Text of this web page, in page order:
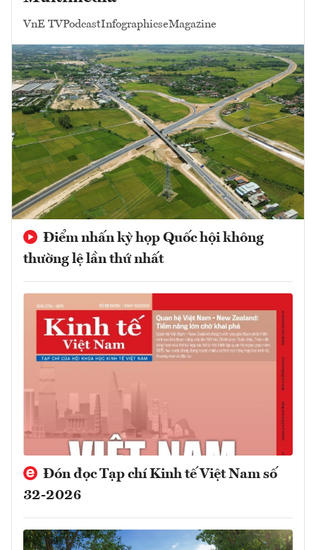
VnE TVPodcastInfographicseMagazine
Điểm nhấn kỳ họp Quốc hội không
thường lệ lần thứ nhất
Đón đọc Tạp chí Kinh tế Việt Nam số
32-2026